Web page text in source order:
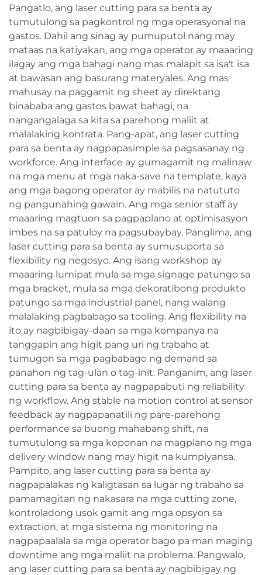
Pangatlo, ang laser cutting para sa benta ay
tumutulong sa pagkontrol ng mga operasyonal na
gastos. Dahil ang sinag ay pumuputol nang may
mataas na katiyakan, ang mga operator ay maaaring
ilagay ang mga bahagi nang mas malapit sa isa't isa
at bawasan ang basurang materyales. Ang mas
mahusay na paggamit ng sheet ay direktang
binababa ang gastos bawat bahagi, na
nangangalaga sa kita sa parehong maliit at
malalaking kontrata. Pang-apat, ang laser cutting
para sa benta ay nagpapasimple sa pagsasanay ng
workforce. Ang interface ay gumagamit ng malinaw
na mga menu at mga naka-save na template, kaya
ang mga bagong operator ay mabilis na natututo
ng pangunahing gawain. Ang mga senior staff ay
maaaring magtuon sa pagpaplano at optimisasyon
imbes na sa patuloy na pagsubaybay. Panglima, ang
laser cutting para sa benta ay sumusuporta sa
flexibility ng negosyo. Ang isang workshop ay
maaaring lumipat mula sa mga signage patungo sa
mga bracket, mula sa mga dekoratibong produkto
patungo sa mga industrial panel, nang walang
malalaking pagbabago sa tooling. Ang flexibility na
ito ay nagbibigay-daan sa mga kompanya na
tanggapin ang higit pang uri ng trabaho at
tumugon sa mga pagbabago ng demand sa
panahon ng tag-ulan o tag-init. Panganim, ang laser
cutting para sa benta ay nagpapabuti ng reliability
ng workflow. Ang stable na motion control at sensor
feedback ay nagpapanatili ng pare-parehong
performance sa buong mahabang shift, na
tumutulong sa mga koponan na magplano ng mga
delivery window nang may higit na kumpiyansa.
Pampito, ang laser cutting para sa benta ay
nagpapalakas ng kaligtasan sa lugar ng trabaho sa
pamamagitan ng nakasara na mga cutting zone,
kontroladong usok gamit ang mga opsyon sa
extraction, at mga sistema ng monitoring na
nagpapaalala sa mga operator bago pa man maging
downtime ang mga maliit na problema. Pangwalo,
ang laser cutting para sa benta ay nagbibigay ng